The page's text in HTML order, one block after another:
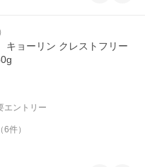
キョーリン クレストフリー
エントリー
6件）